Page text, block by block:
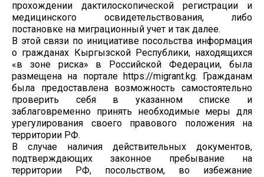
прохождении дактилоскопической регистрации и
медицинского освидетельствования, либо
постановке на миграционный учет и так далее.
В этой связи по инициативе посольства информация
о гражданах Кыргызской Республики, находящихся
«в зоне риска» в Российской Федерации, была
размещена на портале https://migrant.kg. Гражданам
была предоставлена возможность самостоятельно
проверить себя в указанном списке и
заблаговременно принять необходимые меры для
урегулирования своего правового положения на
территории РФ.
В случае наличия действительных документов,
подтверждающих законное пребывание на
территории РФ, посольством, во избежание